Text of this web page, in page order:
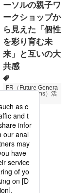
ーソルの親子ワ
ークショップか
ら見えた「個性
を彩り育む未
来」と互いの大
共感
FR（Future Genera
tions Relations）活
次世代育成
2026.06.16